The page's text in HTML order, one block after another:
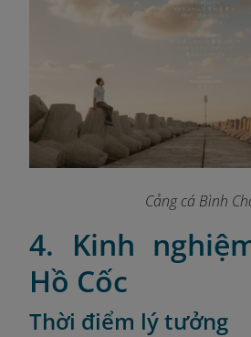
Cảng cá Bình
4. Kinh
Hồ Cốc
Thời điểm lý tưởng